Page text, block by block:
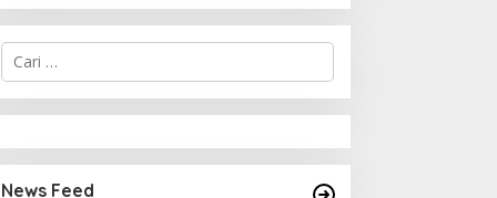
C
i
n
t
u
News Feed